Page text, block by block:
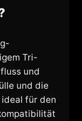
Tri-
und
und die
für den